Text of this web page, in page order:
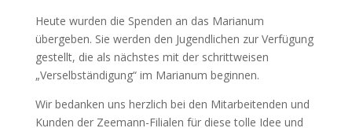
Heute wurden die Spenden an das Marianum
übergeben. Sie werden den Jugendlichen zur Verfügung
gestellt, die als nächstes mit der schrittweisen
„Verselbständigung“ im Marianum beginnen.
Wir bedanken uns herzlich bei den Mitarbeitenden und
Kunden der Zeemann-Filialen für diese tolle Idee und